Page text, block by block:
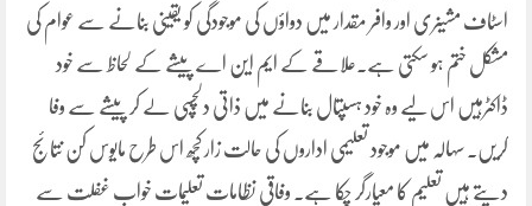
اسٹاف مشینری اور وافر مقدار میں دواؤں کی موجودگی کو یقینی بنانے سے عوام کی
مشکل ختم ہو سکتی ہے۔علاقے کے ایم این اے پیشے کے لحاظ سے خود
ڈاکٹرہیں اس لیے وہ خود ہسپتال بنانے میں ذاتی دلچسپی لے کر پیشے سے وفا
کریں۔ سہالہ میں موجود تعلیمی اداروں کی حالت زار کچھ اس طرح مایوس کن نتائج
دیتے ہیں تعلیم کا معیارگر چکا ہے۔ وفاقی نظامات تعلیمات خوابِ غفلت سے